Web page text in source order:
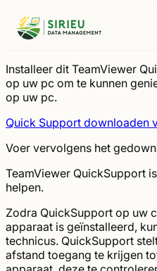
naar
Installeer dit TeamViewer
op uw pc om te kunnen
op uw pc.
Quick Support downloaden
Voer vervolgens het
TeamViewer QuickSupport
helpen.
Zodra QuickSupport op uw
apparaat is geïnstalleerd,
technicus. QuickSupport
afstand toegang te krijgen